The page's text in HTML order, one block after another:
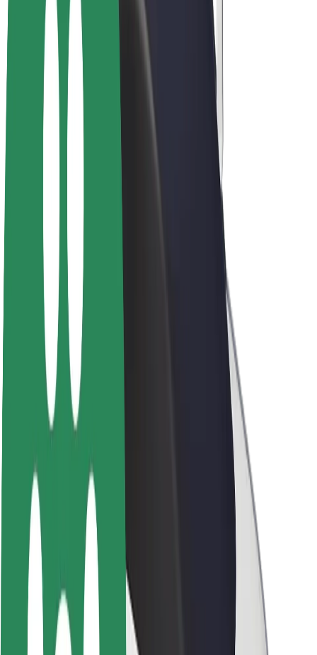
Bolt for Business
Elcykler
Bolt Plus
Tjen penge med Bolt
Chauffører
Franchise
Virksomhed
Karrierer
Om Bolt
Bæredygtighed hos Bolt
Project Zero
Blog
Retningslinjer for brand
Mission
Investorrelationer
Ledelse
Brand
Medier
Urban Fund
Sikkerhed